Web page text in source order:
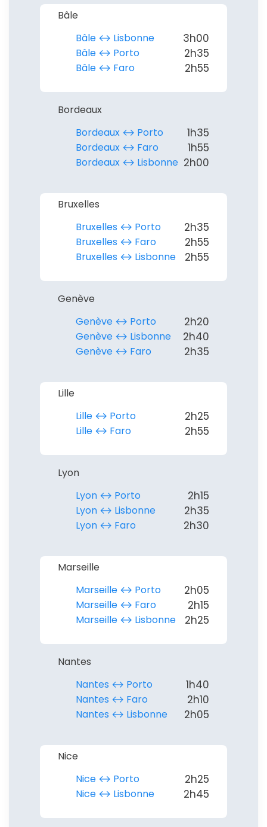
Bâle
Bâle ↔︎ Lisbonne
3h00
Bâle ↔︎ Porto 2h35
Bâle ↔︎ Faro 2h55
Bordeaux
Bordeaux ↔︎ Porto
1h35
Bordeaux ↔︎ Faro 1h55
Bordeaux ↔︎ Lisbonne 2h00
Bruxelles
Bruxelles ↔︎ Porto
2h35
Bruxelles ↔︎ Faro 2h55
Bruxelles ↔︎ Lisbonne 2h55
Genève
Genève ↔︎ Porto
2h20
Genève ↔︎ Lisbonne 2h40
Genève ↔︎ Faro 2h35
Lille
Lille ↔︎ Porto
2h25
Lille ↔︎ Faro 2h55
Lyon
Lyon ↔︎ Porto
2h15
Lyon ↔︎ Lisbonne 2h35
Lyon ↔︎ Faro 2h30
Marseille
Marseille ↔︎ Porto
2h05
Marseille ↔︎ Faro 2h15
Marseille ↔︎ Lisbonne 2h25
Nantes
Nantes ↔︎ Porto
1h40
Nantes ↔︎ Faro 2h10
Nantes ↔︎ Lisbonne 2h05
Nice
Nice ↔︎ Porto
2h25
Nice ↔︎ Lisbonne 2h45